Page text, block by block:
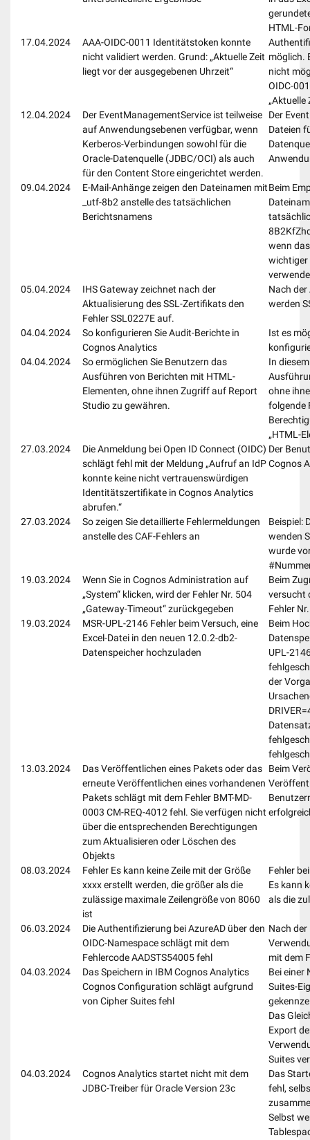
HTML-
17.04.2024
AAA-OIDC-0011 Identitätstoken konnte
nicht validiert werden. Grund: „Aktuelle Zeit
liegt vor der ausgegebenen Uhrzeit“
möglich.
nicht
OIDC-
„Aktuelle
12.04.2024
Der EventManagementService ist teilweise
auf Anwendungsebenen verfügbar, wenn
Kerberos-Verbindungen sowohl für die
Oracle-Datenquelle (JDBC/OCI) als auch
für den Content Store eingerichtet werden.
Der
Dateien
09.04.2024
E-Mail-Anhänge zeigen den Dateinamen mit
_utf-8b2 anstelle des tatsächlichen
Berichtsnamens
Beim
wenn
wichtiger
05.04.2024
IHS Gateway zeichnet nach der
Aktualisierung des SSL-Zertifikats den
Fehler SSL0227E auf.
Nach
werden
04.04.2024
So konfigurieren Sie Audit-Berichte in
Cognos Analytics
Ist es
04.04.2024
So ermöglichen Sie Benutzern das
Ausführen von Berichten mit HTML-
Elementen, ohne ihnen Zugriff auf Report
Studio zu gewähren.
In
ohne
folgende
„HTML-
27.03.2024
Die Anmeldung bei Open ID Connect (OIDC)
schlägt fehl mit der Meldung „Aufruf an IdP
konnte keine nicht vertrauenswürdigen
Identitätszertifikate in Cognos Analytics
abrufen.“
Der
Cognos
27.03.2024
So zeigen Sie detaillierte Fehlermeldungen
anstelle des CAF-Fehlers an
Beispiel:
wenden
wurde
19.03.2024
Wenn Sie in Cognos Administration auf
„System“ klicken, wird der Fehler Nr. 504
„Gateway-Timeout“ zurückgegeben
Beim
versucht
Fehler
19.03.2024
MSR-UPL-2146 Fehler beim Versuch, eine
Excel-Datei in den neuen 12.0.2-db2-
Datenspeicher hochzuladen
Beim
UPL-
der
13.03.2024
Das Veröffentlichen eines Pakets oder das
erneute Veröffentlichen eines vorhandenen
Pakets schlägt mit dem Fehler BMT-MD-
0003 CM-REQ-4012 fehl. Sie verfügen nicht
über die entsprechenden Berechtigungen
zum Aktualisieren oder Löschen des
Objekts
Beim
08.03.2024
Fehler Es kann keine Zeile mit der Größe
xxxx erstellt werden, die größer als die
zulässige maximale Zeilengröße von 8060
ist
Fehler
Es kann
als die
06.03.2024
Die Authentifizierung bei AzureAD über den
OIDC-Namespace schlägt mit dem
Fehlercode AADSTS54005 fehl
Nach
mit dem
04.03.2024
Das Speichern in IBM Cognos Analytics
Cognos Configuration schlägt aufgrund
von Cipher Suites fehl
Bei einer
Suites-
Das
Export
Suites
04.03.2024
Cognos Analytics startet nicht mit dem
JDBC-Treiber für Oracle Version 23c
Das
fehl,
Selbst